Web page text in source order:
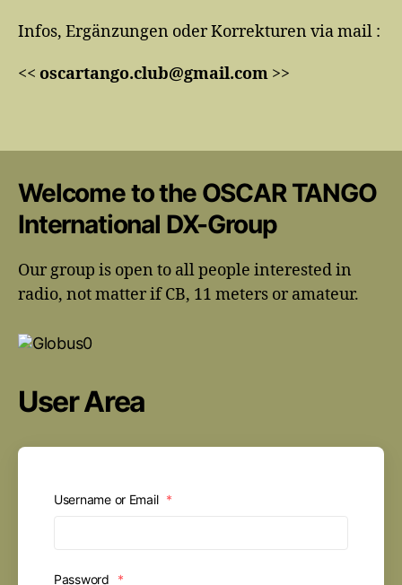
Infos, Ergänzungen oder Korrekturen via mail :
<< oscartango.club@gmail.com >>
Welcome to the OSCAR TANGO
International DX-Group
Our group is open to all people interested in
radio, not matter if CB, 11 meters or amateur.
User Area
Username or Email *
Password *